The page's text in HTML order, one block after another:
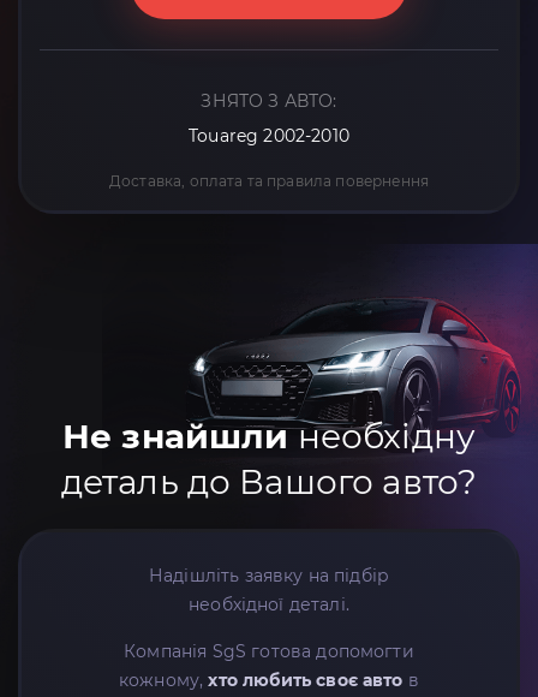
ЗНЯТО З АВТО:
Touareg 2002-2010
Доставка, оплата та правила повернення
Не знайшлинеобхідну
деталь до Вашого авто?
Надішліть заявку на підбір
необхідної деталі.
Компанія SgS готова допомогти
кожному,хто любить своє авто в